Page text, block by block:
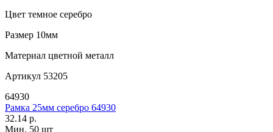
Цвет темное серебро
Размер 10мм
Материал цветной металл
Артикул 53205
64930
Рамка 25мм серебро 64930
32.14 р.
Мин. 50 шт